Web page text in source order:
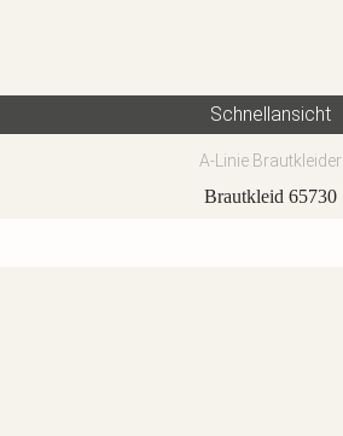
Schnellansicht
A-Linie Brautkleider
Brautkleid 65730